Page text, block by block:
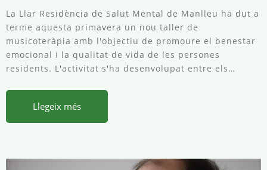
La Llar Residència de Salut Mental de Manlleu ha dut a
terme aquesta primavera un nou taller de
musicoteràpia amb l'objectiu de promoure el benestar
emocional i la qualitat de vida de les persones
residents. L'activitat s'ha desenvolupat entre els…
Llegeix més